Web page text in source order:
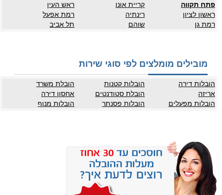
פתח תקווה
קריית אונו
ראש העין
ראשון לציון
רינתיה
רמת אפעל
רמת גן
שוהם תל אביב
מובילים מומלצים לפי סוגי שירות
הובלות דירה הובלות קטנות
הובלת משרד
אריזה
הובלת סטודנטים
אחסון דירה
הובלות מפעלים
הובלות פסנתר הובלות מנוף